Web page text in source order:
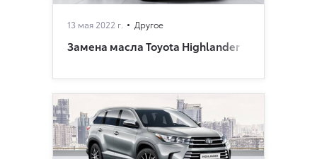
13 мая 2022 г. Другое
Замена масла Toyota Highlander